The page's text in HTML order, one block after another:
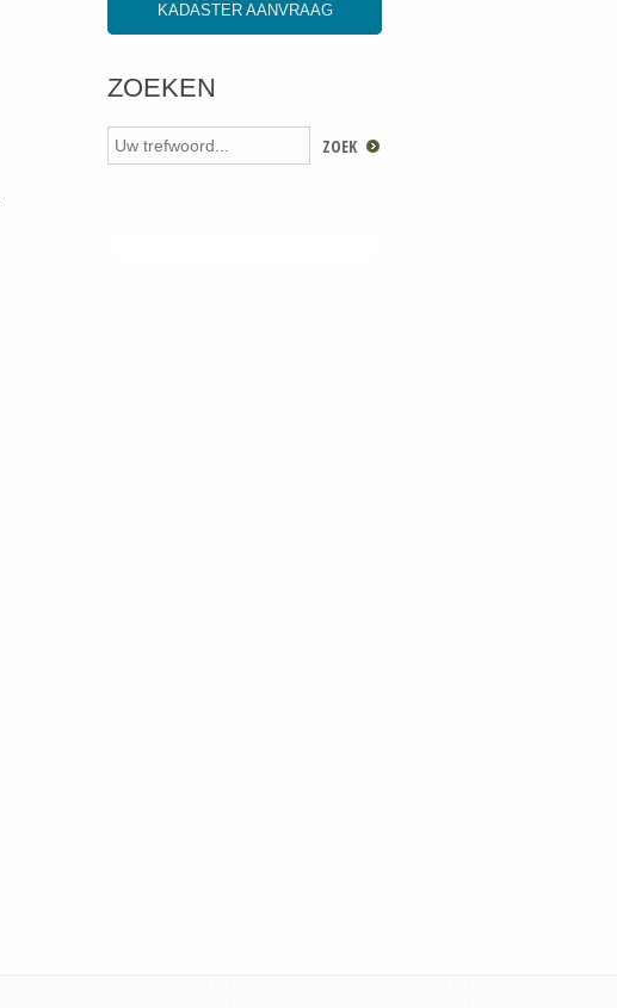
KADASTER AANVRAAG
ZOEKEN